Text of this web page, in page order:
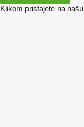
Klikom pristajete na našu